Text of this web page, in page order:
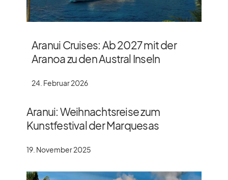
Aranui Cruises: Ab 2027 mit der
Aranoa zu den Austral Inseln
24. Februar 2026
Aranui: Weihnachtsreise zum
Kunstfestival der Marquesas
19. November 2025